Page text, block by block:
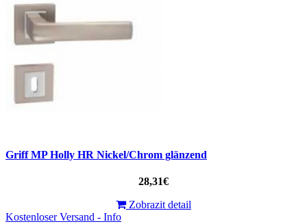
Griff MP Holly HR Nickel/Chrom glänzend
28,31€
Zobrazit detail
Kostenloser Versand - Info